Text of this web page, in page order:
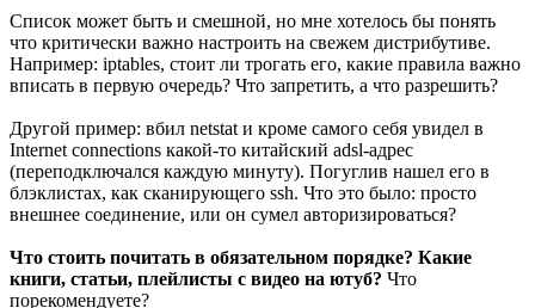
Список может быть и смешной, но мне хотелось бы понять
что критически важно настроить на свежем дистрибутиве.
Например: iptables, стоит ли трогать его, какие правила важно
вписать в первую очередь? Что запретить, а что разрешить?
Другой пример: вбил netstat и кроме самого себя увидел в
Internet connections какой-то китайский adsl-адрес
(переподключался каждую минуту). Погуглив нашел его в
блэклистах, как сканирующего ssh. Что это было: просто
внешнее соединение, или он сумел авторизироваться?
Что стоить почитать в обязательном порядке? Какие
книги, статьи, плейлисты с видео на ютуб? Что
порекомендуете?